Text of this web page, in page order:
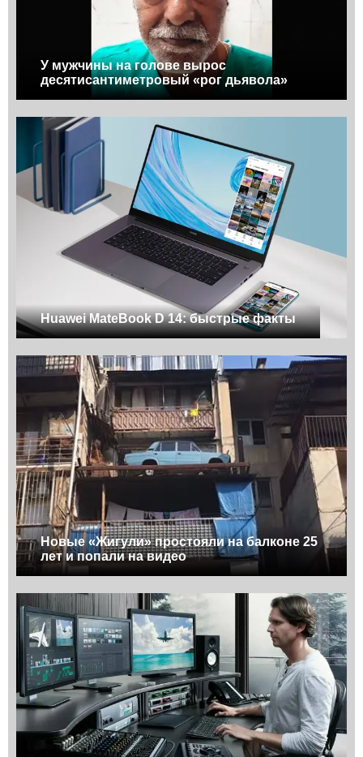
У мужчины на голове вырос
десятисантиметровый «рог дьявола»
Huawei MateBook D 14: быстрые факты
Новые «Жигули» простояли на балконе 25
лет и попали на видео